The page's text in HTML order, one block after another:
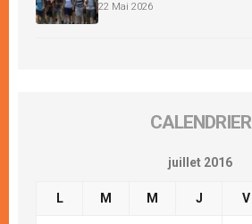
22 Mai 2026
CALENDRIER
juillet 2016
L M M J V